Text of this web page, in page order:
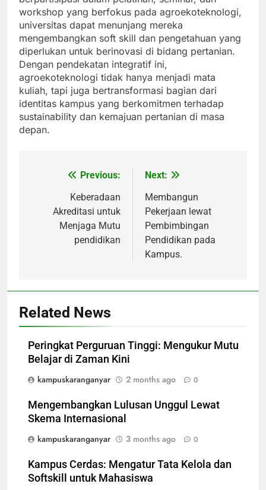
workshop yang berfokus pada agroekoteknologi,
universitas dapat menunjang mereka
mengembangkan soft skill dan pengetahuan yang
diperlukan untuk berinovasi di bidang pertanian.
Dengan pendekatan integratif ini,
agroekoteknologi tidak hanya menjadi mata
kuliah, tapi juga bertransformasi bagian dari
identitas kampus yang berkomitmen terhadap
sustainability dan kemajuan pertanian di masa
depan.
navigation
Previous:
Keberadaan
Akreditasi untuk
Menjaga Mutu
pendidikan
Next:
Membangun
Pekerjaan lewat
Pembimbingan
Pendidikan pada
Kampus.
Related News
Peringkat Perguruan Tinggi: Mengukur Mutu
Belajar di Zaman Kini
kampuskaranganyar
2 months ago 0
Mengembangkan Lulusan Unggul Lewat
Skema Internasional
kampuskaranganyar
3 months ago 0
Kampus Cerdas: Mengatur Tata Kelola dan
Softskill untuk Mahasiswa